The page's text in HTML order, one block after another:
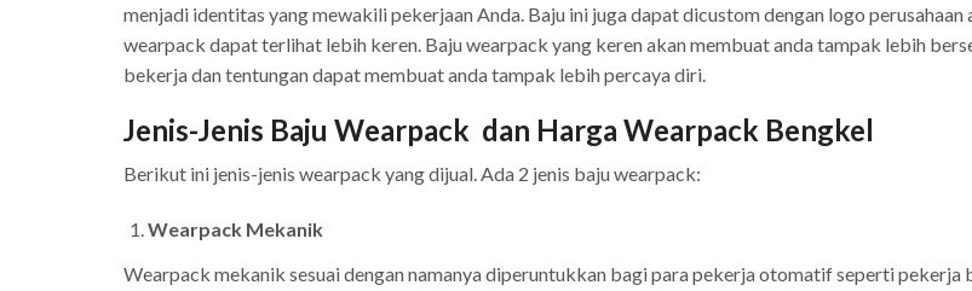
menjadi identitas yang mewakili pekerjaan Anda. Baju ini juga dapat dicustom dengan logo perusahaan
wearpack dapat terlihat lebih keren. Baju wearpack yang keren akan membuat anda tampak lebih
bekerja dan tentungan dapat membuat anda tampak lebih percaya diri.
Jenis-Jenis Baju Wearpack dan Harga Wearpack Bengkel
Berikut ini jenis-jenis wearpack yang dijual. Ada 2 jenis baju wearpack:
Wearpack Mekanik
Wearpack mekanik sesuai dengan namanya diperuntukkan bagi para pekerja otomatif seperti pekerja